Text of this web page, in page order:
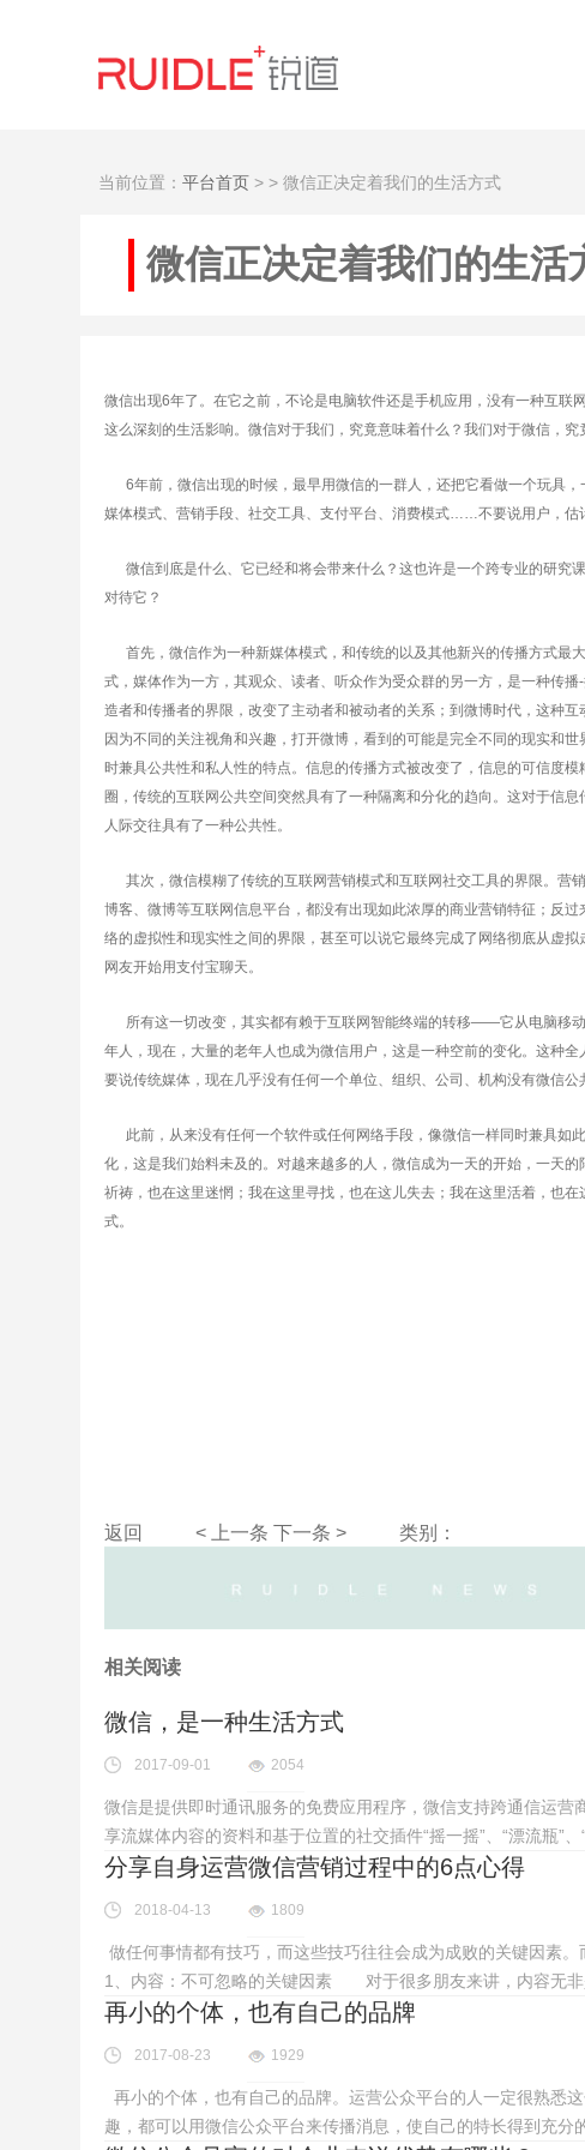
当前位置： 平台首页 > > 微信正决定着我们的生活方式
微信正决定着我们的生活
微信出现6年了。在它之前，不论是电脑软件还是手机应用，没有一种互联
这么深刻的生活影响。微信对于我们，究竟意味着什么？我们对于微信，究
6年前，微信出现的时候，最早用微信的一群人，还把它看做一个玩具
媒体模式、营销手段、社交工具、支付平台、消费模式……不要说用户，估
微信到底是什么、它已经和将会带来什么？这也许是一个跨专业的研究
对待它？
首先，微信作为一种新媒体模式，和传统的以及其他新兴的传播方式最
式，媒体作为一方，其观众、读者、听众作为受众群的另一方，是一种传
造者和传播者的界限，改变了主动者和被动者的关系；到微博时代，这种
因为不同的关注视角和兴趣，打开微博，看到的可能是完全不同的现实和
时兼具公共性和私人性的特点。信息的传播方式被改变了，信息的可信度
圈，传统的互联网公共空间突然具有了一种隔离和分化的趋向。这对于信
人际交往具有了一种公共性。
其次，微信模糊了传统的互联网营销模式和互联网社交工具的界限。营
博客、微博等互联网信息平台，都没有出现如此浓厚的商业营销特征；反
络的虚拟性和现实性之间的界限，甚至可以说它最终完成了网络彻底从虚
网友开始用支付宝聊天。
所有这一切改变，其实都有赖于互联网智能终端的转移——它从电脑移动
年人，现在，大量的老年人也成为微信用户，这是一种空前的变化。这种
要说传统媒体，现在几乎没有任何一个单位、组织、公司、机构没有微信公
此前，从来没有任何一个软件或任何网络手段，像微信一样同时兼具如
化，这是我们始料未及的。对越来越多的人，微信成为一天的开始，一天
祈祷，也在这里迷惘；我在这里寻找，也在这儿失去；我在这里活着，也
式。
返回 < 上一条 下一条 > 类别：
相关阅读
微信，是一种生活方式
2017-09-01 2054
微信是提供即时通讯服务的免费应用程序，微信支持跨通信运
享流媒体内容的资料和基于位置的社交插件“摇一摇”、“漂流瓶”、
分享自身运营微信营销过程中的6点心得
2018-04-13 1809
做任何事情都有技巧，而这些技巧往往会成为成败的关键因素
1、内容：不可忽略的关键因素 对于很多朋友来讲，内容无非
再小的个体，也有自己的品牌
2017-08-23 1929
再小的个体，也有自己的品牌。运营公众平台的人一定很熟悉
趣，都可以用微信公众平台来传播消息，使自己的特长得到充分